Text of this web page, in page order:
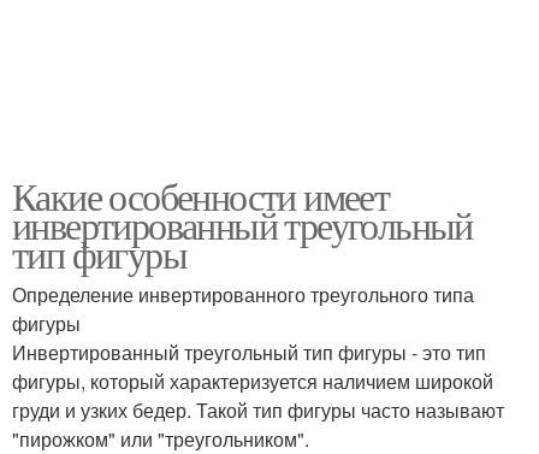
Какие особенности имеет
инвертированный треугольный
тип фигуры
Определение инвертированного треугольного типа
фигуры
Инвертированный треугольный тип фигуры - это тип
фигуры, который характеризуется наличием широкой
груди и узких бедер. Такой тип фигуры часто называют
"пирожком" или "треугольником".